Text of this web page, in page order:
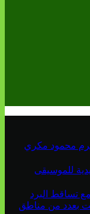
محمود مكري
للموسيقى
تساقط البرد
بعدد من مناطق